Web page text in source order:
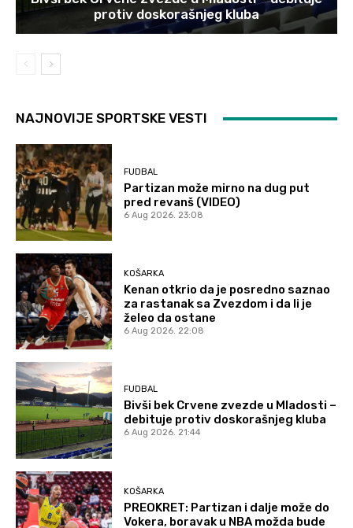
protiv doskorašnjeg kluba
NAJNOVIJE SPORTSKE VESTI
FUDBAL
Partizan može mirno na dug put
pred revanš (VIDEO)
6 Aug 2026. 23:08
KOŠARKA
Kenan otkrio da je posredno saznao
za rastanak sa Zvezdom i da li je
želeo da ostane
6 Aug 2026. 22:08
FUDBAL
Bivši bek Crvene zvezde u Mladosti –
debituje protiv doskorašnjeg kluba
6 Aug 2026. 21:44
KOŠARKA
PREOKRET: Partizan i dalje može do
Vokera, boravak u NBA možda bude